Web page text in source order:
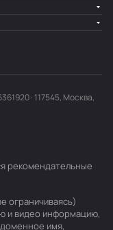
· 117545, Москва,
рекомендательные
ограничиваясь)
и видео информацию,
имя,